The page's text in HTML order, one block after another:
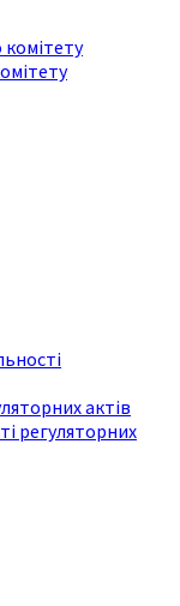
актів
регуляторних